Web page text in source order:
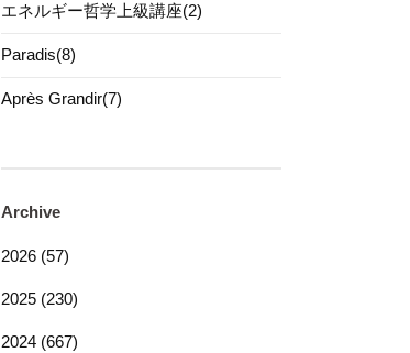
エネルギー哲学上級講座(2)
Paradis(8)
Après Grandir(7)
Archive
2026 (57)
2025 (230)
2024 (667)